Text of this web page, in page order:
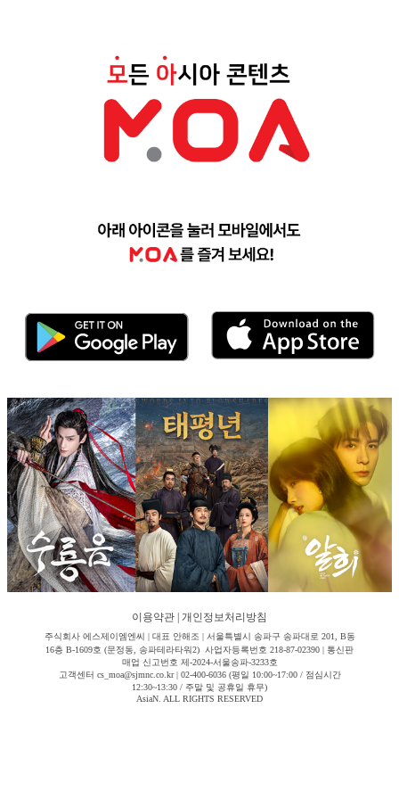
이용약관 개인정보처리방침
주식회사 에스제이엠엔씨 | 대표 안해조 | 서울특별시 송파구 송파대로 201, B동
16층 B-1609호 (문정동, 송파테라타워2) 사업자등록번호 218-87-02390 | 통신판
매업 신고번호 제-2024-서울송파-3233호
고객센터 cs_moa@sjmnc.co.kr | 02-400-6036 (평일 10:00~17:00 / 점심시간
12:30~13:30 / 주말 및 공휴일 휴무)
AsiaN. ALL RIGHTS RESERVED